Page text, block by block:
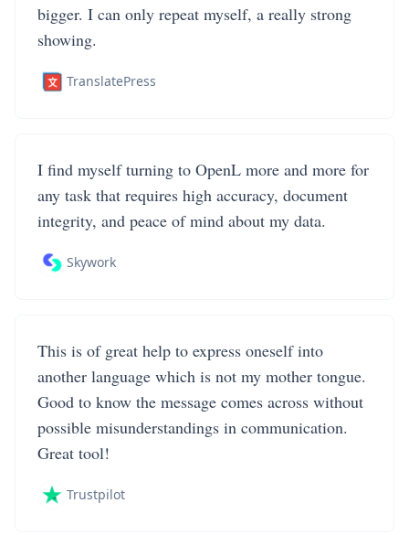
bigger. I can only repeat myself, a really strong
showing.
TranslatePress
I find myself turning to OpenL more and more for
any task that requires high accuracy, document
integrity, and peace of mind about my data.
Skywork
This is of great help to express oneself into
another language which is not my mother tongue.
Good to know the message comes across without
possible misunderstandings in communication.
Great tool!
Trustpilot